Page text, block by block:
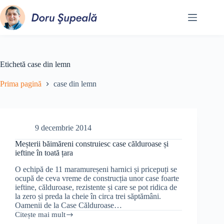
Sari
la
conținut
Etichetă case din lemn
Prima pagină case din lemn
9 decembrie 2014
Meșterii băimăreni construiesc case călduroase și
ieftine în toată țara
O echipă de 11 maramureșeni harnici și pricepuți se
ocupă de ceva vreme de construcția unor case foarte
ieftine, călduroase, rezistente și care se pot ridica de
la zero și preda la cheie în circa trei săptămâni.
Oamenii de la Case Călduroase…
Citește mai mult
Meșterii